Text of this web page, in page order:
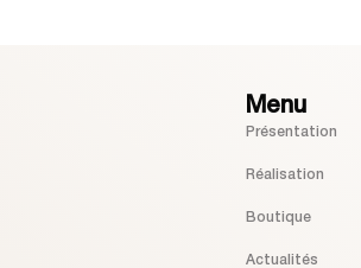
Menu
Présentation
Réalisation
Boutique
Actualités